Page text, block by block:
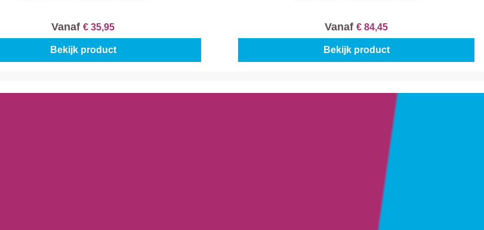
Vanaf € 35,95
Bekijk product
Vanaf € 84,45
Bekijk product